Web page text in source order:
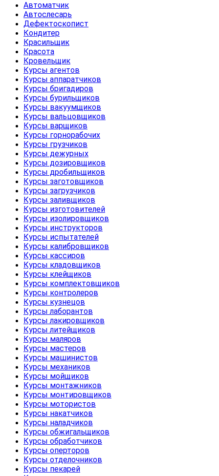
Автоматчик
Автослесарь
Дефектоскопист
Кондитер
Красильщик
Красота
Кровельщик
Курсы агентов
Курсы аппаратчиков
Курсы бригадиров
Курсы бурильщиков
Курсы вакуумщиков
Курсы вальцовщиков
Курсы варщиков
Курсы горнорабочих
Курсы грузчиков
Курсы дежурных
Курсы дозировщиков
Курсы дробильщиков
Курсы заготовщиков
Курсы загрузчиков
Курсы заливщиков
Курсы изготовителей
Курсы изолировщиков
Курсы инструкторов
Курсы испытателей
Курсы калибровщиков
Курсы кассиров
Курсы кладовщиков
Курсы клейщиков
Курсы комплектовщиков
Курсы контролеров
Курсы кузнецов
Курсы лаборантов
Курсы лакировщиков
Курсы литейщиков
Курсы маляров
Курсы мастеров
Курсы машинистов
Курсы механиков
Курсы мойщиков
Курсы монтажников
Курсы монтировщиков
Курсы мотористов
Курсы накатчиков
Курсы наладчиков
Курсы обжигальщиков
Курсы обработчиков
Курсы оперторов
Курсы отделочников
Курсы пекарей